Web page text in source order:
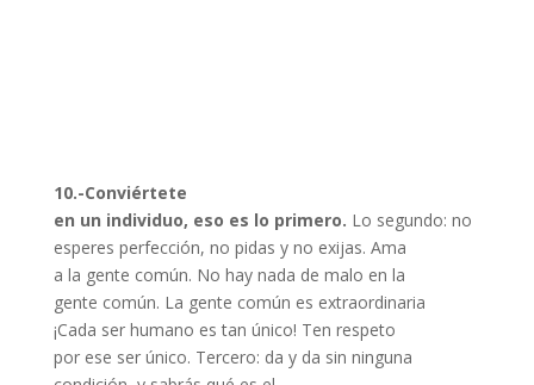
10.-Conviértete
en un individuo, eso es lo primero. Lo segundo: no
esperes perfección, no pidas y no exijas. Ama
a la gente común. No hay nada de malo en la
gente común. La gente común es extraordinaria
¡Cada ser humano es tan único! Ten respeto
por ese ser único. Tercero: da y da sin ninguna